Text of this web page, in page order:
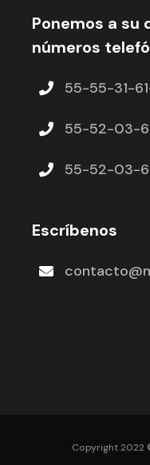
Ponemos a su
números
55-55-31-
55-52-03-
55-52-03-
Escríbenos
Copyright 2022